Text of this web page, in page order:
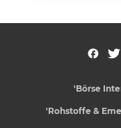
'Börse
'Rohstoffe &